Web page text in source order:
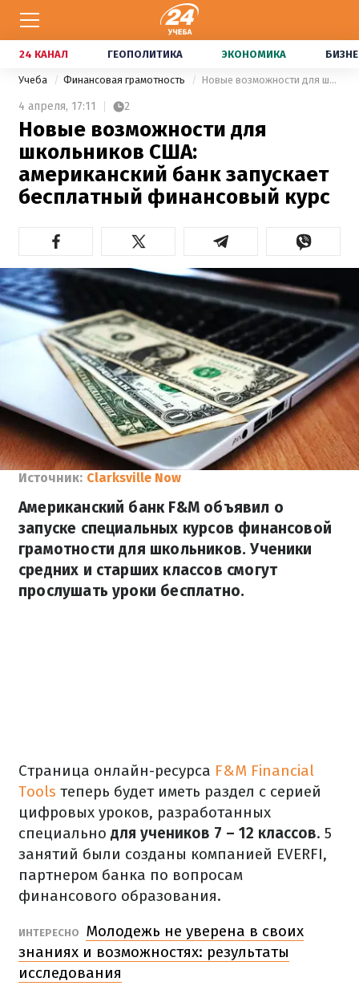
24 КАНАЛ ГЕОПОЛИТИКА ЭКОНОМИКА
Учеба Финансовая грамотность Новые возможности для школьников США: американский банк запускает бесплатный финансовый курс
4 апреля, 17:11 2
Новые возможности для
школьников США:
американский банк запускает
бесплатный финансовый курс
Источник: Clarksville Now
Американский банк F&M объявил о
запуске специальных курсов финансовой
грамотности для школьников. Ученики
средних и старших классов смогут
прослушать уроки бесплатно.
Страница онлайн-ресурса F&M Financial
Tools теперь будет иметь раздел с серией
цифровых уроков, разработанных
специально для учеников 7 – 12 классов. 5
занятий были созданы компанией EVERFI,
партнером банка по вопросам
финансового образования.
ИНТЕРЕСНО
Молодежь не уверена в своих
знаниях и возможностях: результаты
исследования